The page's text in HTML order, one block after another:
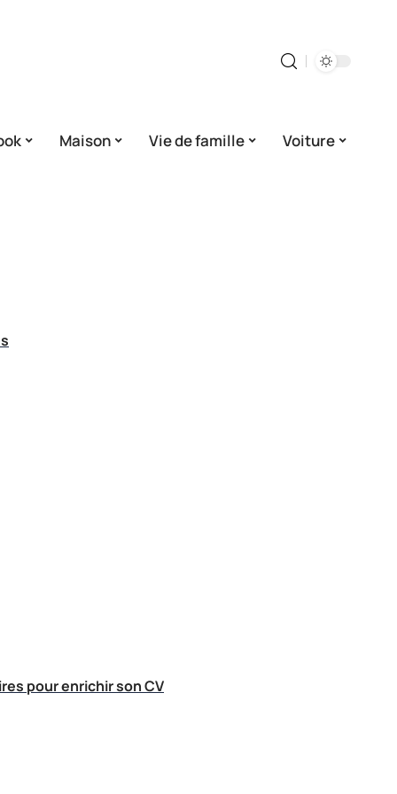
Maison Vie de famille Voiture
pour enrichir son CV